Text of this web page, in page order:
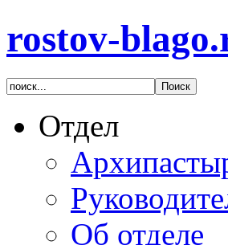
rostov-
Отдел
Об отделе